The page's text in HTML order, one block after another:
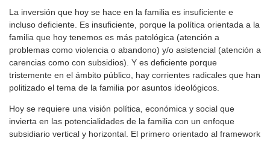
La inversión que hoy se hace en la familia es insuficiente e
incluso deficiente. Es insuficiente, porque la política orientada a la
familia que hoy tenemos es más patológica (atención a
problemas como violencia o abandono) y/o asistencial (atención a
carencias como con subsidios). Y es deficiente porque
tristemente en el ámbito público, hay corrientes radicales que han
politizado el tema de la familia por asuntos ideológicos.
Hoy se requiere una visión política, económica y social que
invierta en las potencialidades de la familia con un enfoque
subsidiario vertical y horizontal. El primero orientado al framework